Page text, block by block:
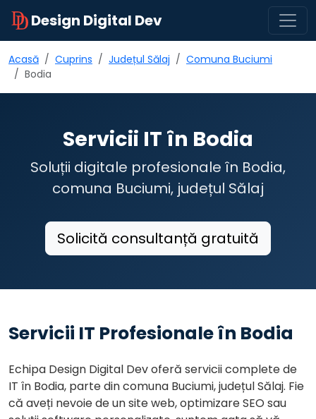
Design Digital Dev
Acasă Cuprins Județul Sălaj
Comuna Buciumi
Bodia
Servicii IT în Bodia
Soluții digitale profesionale în Bodia,
comuna Buciumi, județul Sălaj
Solicită consultanță gratuită
Servicii IT Profesionale în Bodia
Echipa Design Digital Dev oferă servicii complete de
IT în Bodia, parte din comuna Buciumi, județul Sălaj. Fie
că aveți nevoie de un site web, optimizare SEO sau